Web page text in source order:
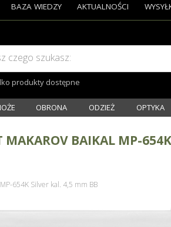
czego szukasz:
produkty dostępne
BAZA WIEDZY AKTUALNOŚCI
OBRONA ODZIEŻ OPTYKA
MAKAROV BAIKAL MP-
654K Silver kal. 4,5 mm BB